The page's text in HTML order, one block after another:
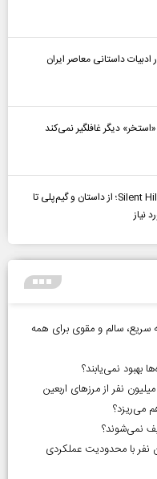
ادبیات داستانی معاصر ایران
دیگر غافلگیر نمی‌کند
بررسی بازی Silent Hill: Townfall؛ از داستان و گیم‌پلی تا
نیاز
کنم؟ معرفی ۳۰ صبحانه سریع، سالم و مقوی برای همه
بهبود نمی‌یابند؟
می‌ریزد؟
نمی‌شوند؟
در ایران | بیش از ۱۰.۵ میلیون نفر با محدودیت عملکردی